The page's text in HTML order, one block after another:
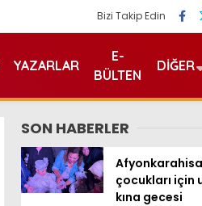
Bizi Takip Edin
YAZARLAR
E-
BÜLTEN
DIĞER
SON HABERLER
çocukları için
kına gecesi